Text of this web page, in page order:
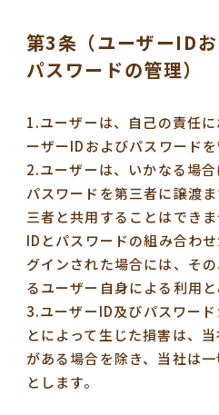
第3条（ユーザーID
パスワードの管理）
1.ユーザーは、自己の責任
ーザーIDおよびパスワード
2.ユーザーは、いかなる場
パスワードを第三者に譲渡
三者と共用することはでき
IDとパスワードの組み合わ
グインされた場合には、そ
るユーザー自身による利用と
3.ユーザーID及びパスワー
とによって生じた損害は、
がある場合を除き、当社は
とします。